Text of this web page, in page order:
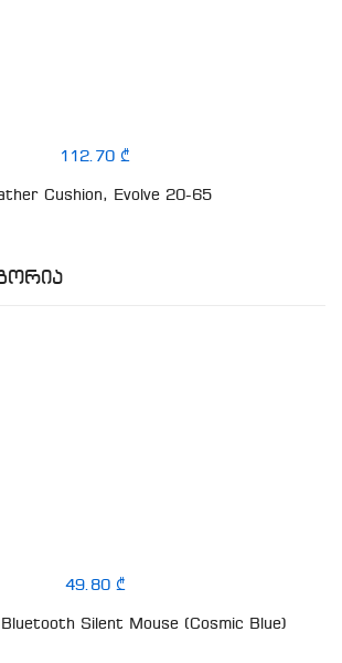
112.70 ₾
Cushion, Evolve 20-65
49.80 ₾
Bluetooth Silent Mouse (Cosmic Blue)